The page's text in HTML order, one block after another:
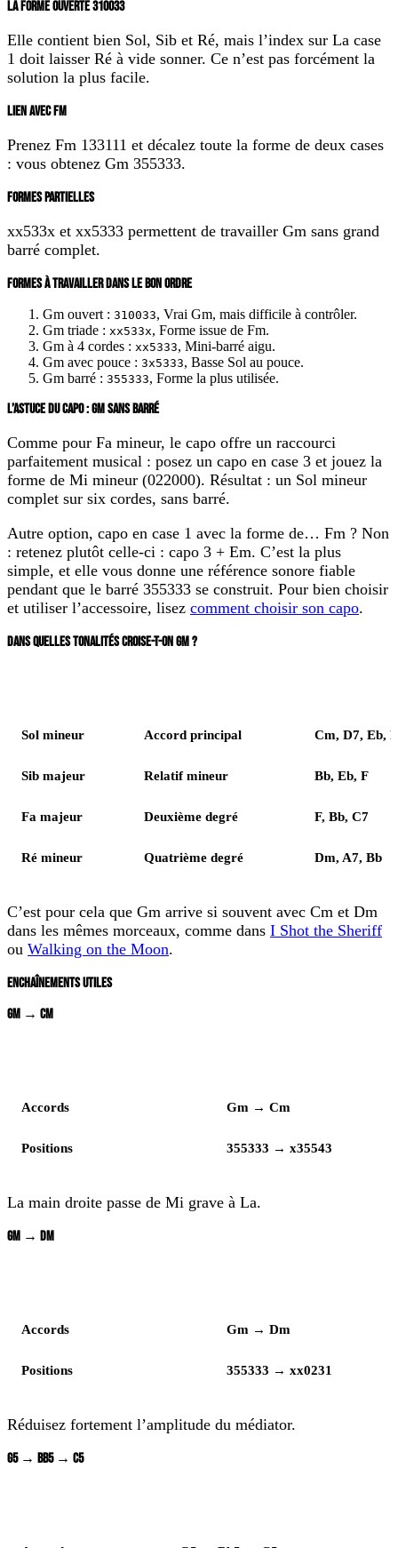
LA FORME OUVERTE 310033
Elle contient bien Sol, Sib et Ré, mais l’index sur La case
1 doit laisser Ré à vide sonner. Ce n’est pas forcément la
solution la plus facile.
LIEN AVEC FM
Prenez Fm 133111 et décalez toute la forme de deux cases
: vous obtenez Gm 355333.
FORMES PARTIELLES
xx533x et xx5333 permettent de travailler Gm sans grand
barré complet.
FORMES À TRAVAILLER DANS LE BON ORDRE
Gm ouvert : 310033, Vrai Gm, mais difficile à contrôler.
Gm triade : xx533x, Forme issue de Fm.
Gm à 4 cordes : xx5333, Mini-barré aigu.
Gm avec pouce : 3x5333, Basse Sol au pouce.
Gm barré : 355333, Forme la plus utilisée.
L’ASTUCE DU CAPO : GM SANS BARRÉ
Comme pour Fa mineur, le capo offre un raccourci
parfaitement musical : posez un capo en case 3 et jouez la
forme de Mi mineur (022000). Résultat : un Sol mineur
complet sur six cordes, sans barré.
Autre option, capo en case 1 avec la forme de… Fm ? Non
: retenez plutôt celle-ci : capo 3 + Em. C’est la plus
simple, et elle vous donne une référence sonore fiable
pendant que le barré 355333 se construit. Pour bien choisir
et utiliser l’accessoire, lisez comment choisir son capo.
DANS QUELLES TONALITÉS CROISE-T-ON GM ?
Sol mineur Accord principal Cm, D7, Eb,
Sib majeur Relatif mineur Bb, Eb, F
Fa majeur Deuxième degré F, Bb, C7
Ré mineur Quatrième degré Dm, A7, Bb
C’est pour cela que Gm arrive si souvent avec Cm et Dm
dans les mêmes morceaux, comme dans I Shot the Sheriff
ou Walking on the Moon.
ENCHAÎNEMENTS UTILES
GM → CM
Accords Gm → Cm
Positions 355333 → x35543
La main droite passe de Mi grave à La.
GM → DM
Accords Gm → Dm
Positions 355333 → xx0231
Réduisez fortement l’amplitude du médiator.
G5 → BB5 → C5